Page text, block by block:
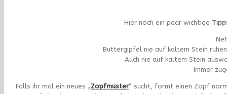
Hier noch ein paar wichtige
Buttergipfel nie auf kaltem Stein
Auch nie auf kaltem Stein
Immer
Falls ihr mal ein neues „Zopfmuster“ sucht, formt einen Zopf